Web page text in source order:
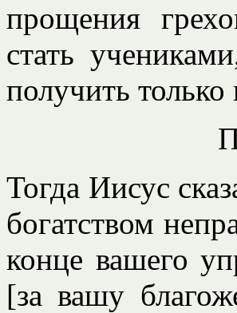
прощения
стать
получить
Тогда Иисус
богатством
конце вашего
[за вашу